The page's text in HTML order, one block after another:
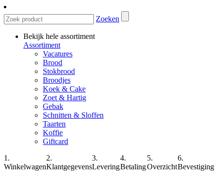
Zoeken
Bekijk hele assortiment
Assortiment
Vacatures
Brood
Stokbrood
Broodjes
Koek & Cake
Zoet & Hartig
Gebak
Schnitten & Sloffen
Taarten
Koffie
Giftcard
1.
Winkelwagen
2.
Klantgegevens
3.
Levering
4.
Betaling
5.
Overzicht
6.
Bevestiging